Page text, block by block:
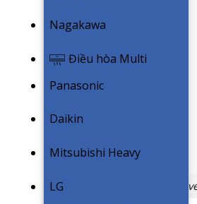
Nagakawa
Điều hòa Multi
Panasonic
Daikin
Mitsubishi Heavy
LG Công nghệ